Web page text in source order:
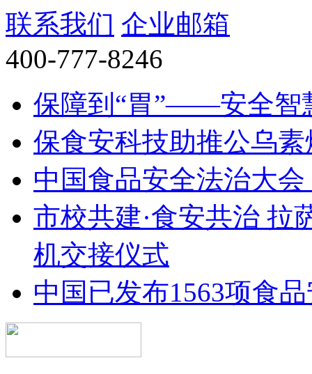
联系我们 企业邮箱
400-777-8246
保障到“胃”——安全智
保食安科技助推公乌
中国食品安全法治大
市校共建·食安共治 拉
机交接仪式
中国已发布1563项食